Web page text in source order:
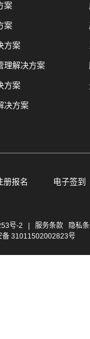
案
案
方案
理解决方案
方案
决方案
册报名 电子签到
号-2 服务条款
隐私
备 31011502002823号